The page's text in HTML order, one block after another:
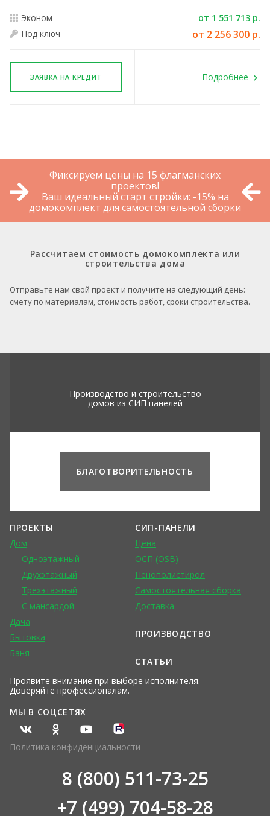
Эконом
от 1 551 713 р.
Под ключ
от 2 256 300 р.
ЗАЯВКА НА КРЕДИТ Подробнее
Фиксируем цены на 15 флагманских
проектов!
Ваш идеальный старт стройки: -15% на
домокомплект для самостоятельной сборки
Рассчитаем стоимость домокомплекта или
строительства дома
Отправьте нам свой проект и получите на следующий день:
смету по материалам, стоимость работ, сроки строительства.
Производство и строительство
домов из СИП панелей
БЛАГОТВОРИТЕЛЬНОСТЬ
ПРОЕКТЫ
Дом
Одноэтажный
Двухэтажный
Трехэтажный
С мансардой
Дача
Бытовка
Баня
Проявите внимание при выборе исполнителя.
Доверяйте профессионалам.
СИП-ПАНЕЛИ
Цена
ОСП (OSB)
Пенополистирол
Самостоятельная сборка
Доставка
ПРОИЗВОДСТВО
СТАТЬИ
МЫ В СОЦСЕТЯХ
Политика конфиденциальности
8 (800) 511-73-25
+7 (499) 704-58-28